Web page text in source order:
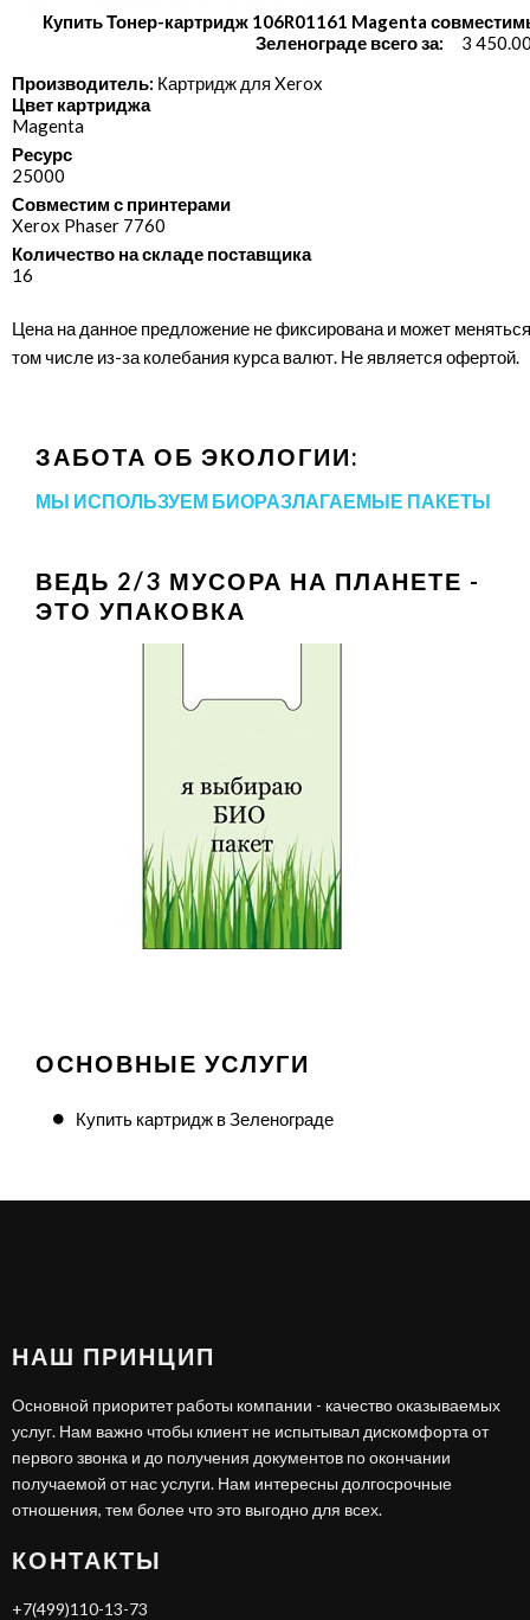
Купить Тонер-картридж 106R01161 Magenta
Зеленограде всего за:
3
Производитель: Картридж для Xerox
Цвет картриджа
Magenta
Ресурс
25000
Совместим с принтерами
Xerox Phaser 7760
Количество на складе поставщика
16
Цена на данное предложение не фиксирована и может
том числе из-за колебания курса валют. Не является офертой.
ЗАБОТА ОБ ЭКОЛОГИИ:
МЫ ИСПОЛЬЗУЕМ БИОРАЗЛАГАЕМЫЕ ПАКЕТЫ
ВЕДЬ 2/3 МУСОРА НА ПЛАНЕТЕ -
ЭТО УПАКОВКА
ОСНОВНЫЕ УСЛУГИ
Купить картридж в Зеленограде
НАШ ПРИНЦИП
Основной приоритет работы компании - качество оказываемых
услуг. Нам важно чтобы клиент не испытывал дискомфорта от
первого звонка и до получения документов по окончании
получаемой от нас услуги. Нам интересны долгосрочные
отношения, тем более что это выгодно для всех.
КОНТАКТЫ
+7(499)110-13-73